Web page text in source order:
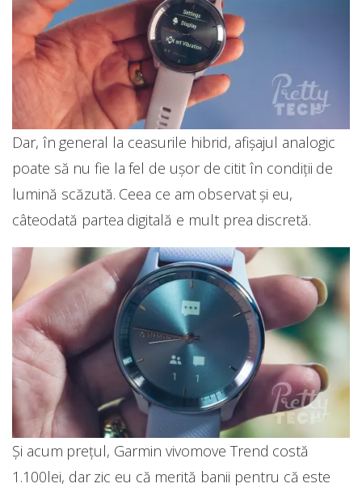
Dar, în general la ceasurile hibrid, afișajul analogic
poate să nu fie la fel de ușor de citit în condiții de
lumină scăzută. Ceea ce am observat și eu,
câteodată partea digitală e mult prea discretă.
Și acum prețul, Garmin vivomove Trend costă
1.100lei, dar zic eu că merită banii pentru că este